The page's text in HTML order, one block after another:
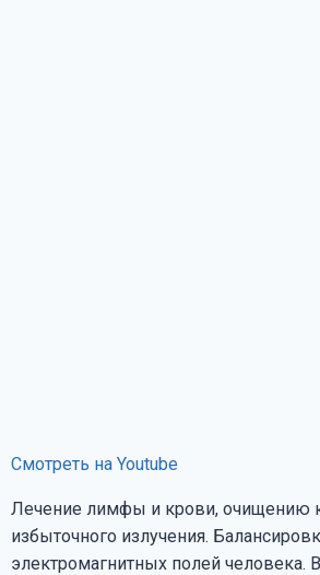
Смотреть на Youtube
Лечение лимфы и крови, очищению
избыточного излучения.
электромагнитных полей человека.